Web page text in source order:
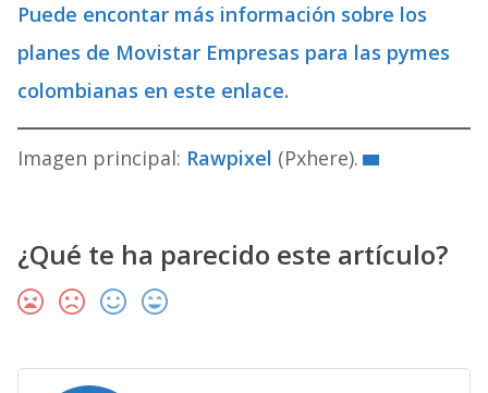
Puede encontar más información sobre los
planes de Movistar Empresas para las pymes
colombianas en este enlace.
Imagen principal: Rawpixel (Pxhere).
¿Qué te ha parecido este artículo?